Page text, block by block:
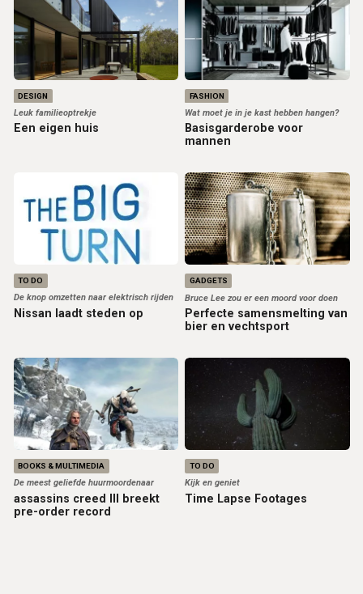
DESIGN
Leuk familieoptrekje
Een eigen huis
FASHION
Wat moet je in je kast hebben hangen?
Basisgarderobe voor
mannen
TO DO
De knop omzetten naar elektrisch rijden
Nissan laadt steden op
GADGETS
Bruce Lee zou er een moord voor doen
Perfecte samensmelting van
bier en vechtsport
BOOKS & MULTIMEDIA
De meest geliefde huurmoordenaar
assassins creed III breekt
pre-order record
TO DO
Kijk en geniet
Time Lapse Footages